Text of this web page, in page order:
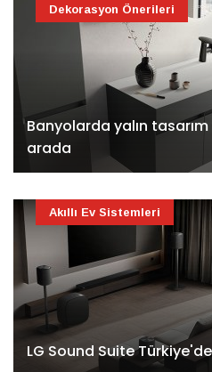
Banyolarda yalın
arada
Dekorasyon Önerileri
LG Sound Suite
Akıllı Ev Sistemleri